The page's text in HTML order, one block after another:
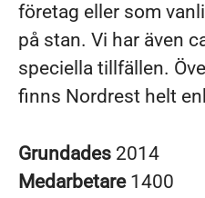
företag eller som
på stan. Vi har även
speciella tillfällen.
finns Nordrest helt
Grundades 2014
Medarbetare 1400